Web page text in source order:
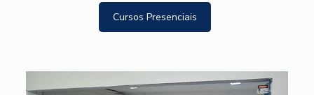
Cursos Presenciais